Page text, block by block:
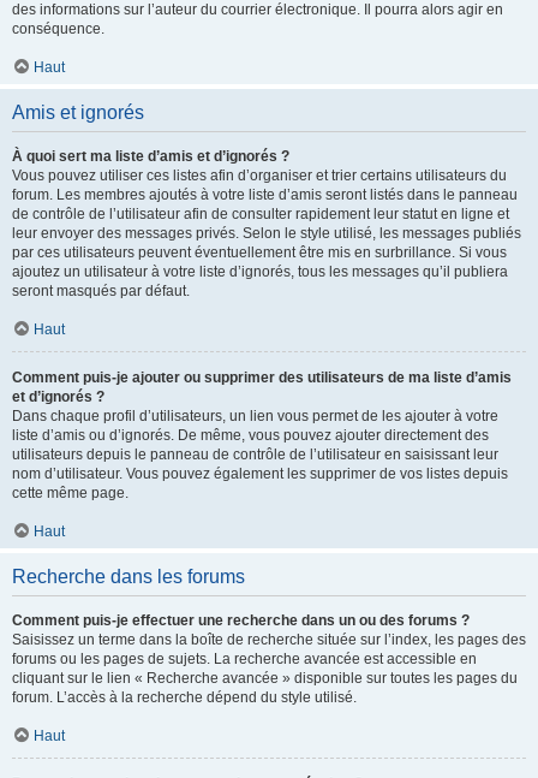
des informations sur l’auteur du courrier électronique. Il pourra alors agir en
conséquence.
Haut
Amis et ignorés
À quoi sert ma liste d’amis et d’ignorés ?
Vous pouvez utiliser ces listes afin d’organiser et trier certains utilisateurs du
forum. Les membres ajoutés à votre liste d’amis seront listés dans le panneau
de contrôle de l’utilisateur afin de consulter rapidement leur statut en ligne et
leur envoyer des messages privés. Selon le style utilisé, les messages publiés
par ces utilisateurs peuvent éventuellement être mis en surbrillance. Si vous
ajoutez un utilisateur à votre liste d’ignorés, tous les messages qu’il publiera
seront masqués par défaut.
Haut
Comment puis-je ajouter ou supprimer des utilisateurs de ma liste d’amis
et d’ignorés ?
Dans chaque profil d’utilisateurs, un lien vous permet de les ajouter à votre
liste d’amis ou d’ignorés. De même, vous pouvez ajouter directement des
utilisateurs depuis le panneau de contrôle de l’utilisateur en saisissant leur
nom d’utilisateur. Vous pouvez également les supprimer de vos listes depuis
cette même page.
Haut
Recherche dans les forums
Comment puis-je effectuer une recherche dans un ou des forums ?
Saisissez un terme dans la boîte de recherche située sur l’index, les pages des
forums ou les pages de sujets. La recherche avancée est accessible en
cliquant sur le lien « Recherche avancée » disponible sur toutes les pages du
forum. L’accès à la recherche dépend du style utilisé.
Haut